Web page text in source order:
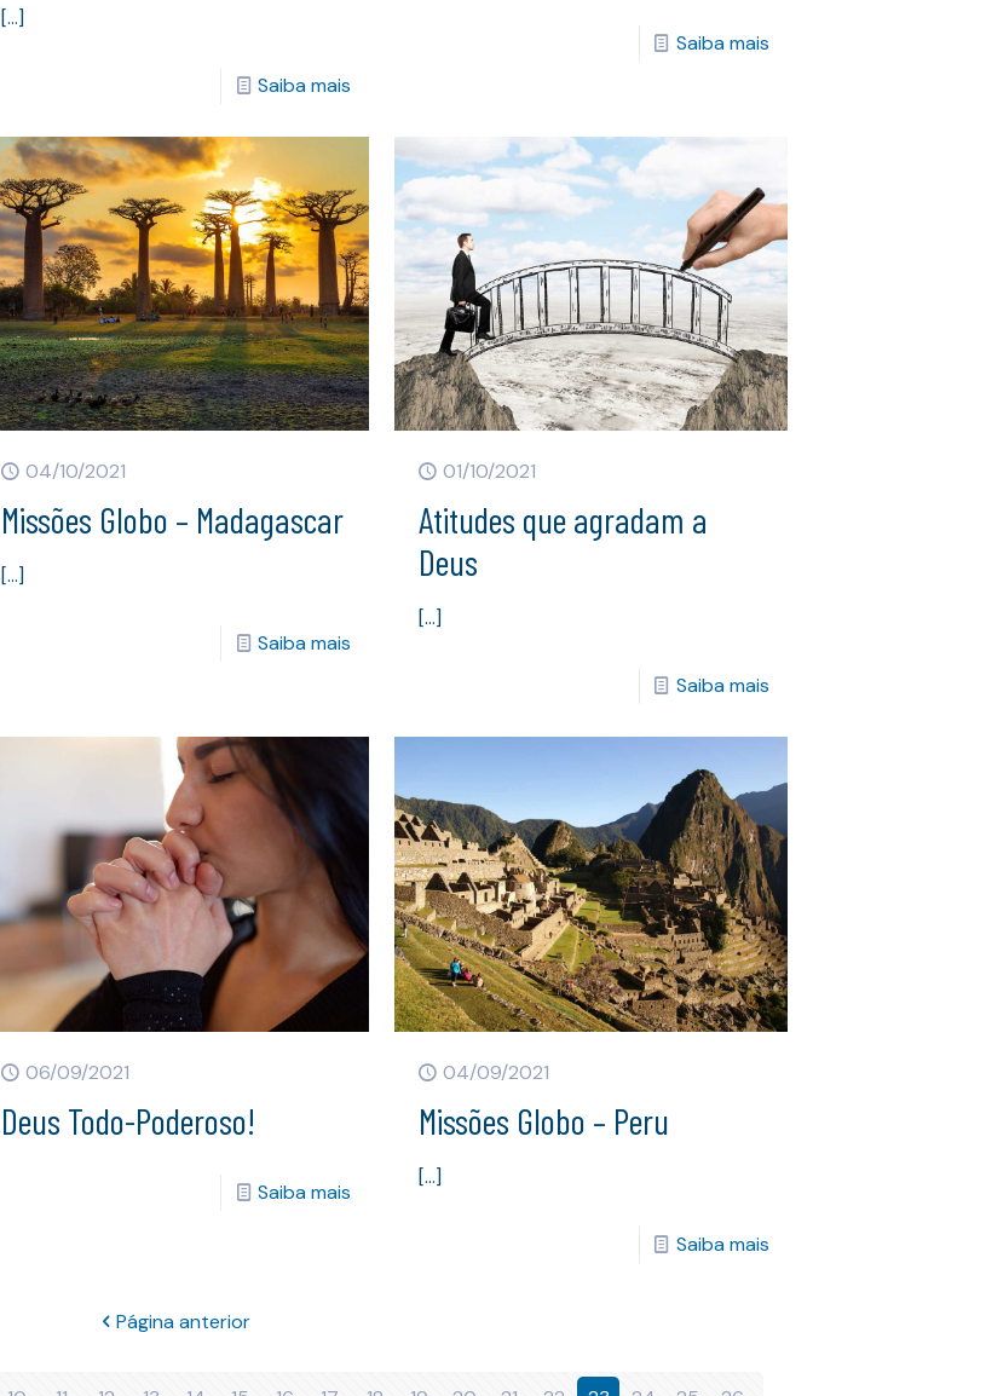
[…]
Saiba mais
Saiba mais
04/10/2021
Missões Globo – Madagascar
[…]
Saiba mais
01/10/2021
Atitudes que agradam a
Deus
[…]
Saiba mais
06/09/2021
Deus Todo-Poderoso!
Saiba mais
04/09/2021
Missões Globo – Peru
[…]
Saiba mais
Página anterior